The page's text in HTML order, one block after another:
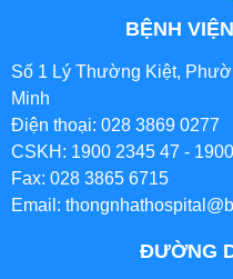
BỆNH
Số 1 Lý Thường Kiệt,
Minh
Điện thoại: 028 3869 0277
CSKH: 1900 2345 47 -
Fax: 028 3865 6715
Email:
ĐƯỜNG